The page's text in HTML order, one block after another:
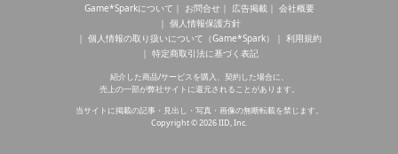
Game*Sparkについて お問合せ 広告掲載
会社概要
個人情報保護方針
個人情報の取り扱いについて（Game*Spark）
利用規約
特定商取引法に基づく表記
紹介した商品/サービスを購入、契約した場合に、
売上の一部が弊社サイトに還元されることがあります。
当サイトに掲載の記事・見出し・写真・画像の無断転載を禁じます。
Copyright © 2026 IID, Inc.